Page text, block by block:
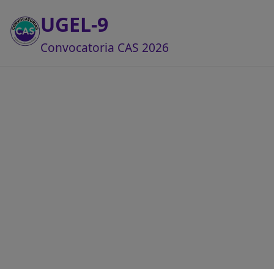
UGEL-9
Convocatoria CAS 2026